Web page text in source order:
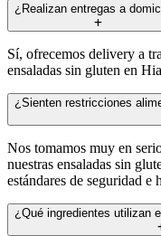
¿Realizan entregas a
Sí, ofrecemos delivery a
ensaladas sin gluten en
¿Sienten restricciones
Nos tomamos muy en
nuestras ensaladas sin
estándares de seguridad e
¿Qué ingredientes utilizan